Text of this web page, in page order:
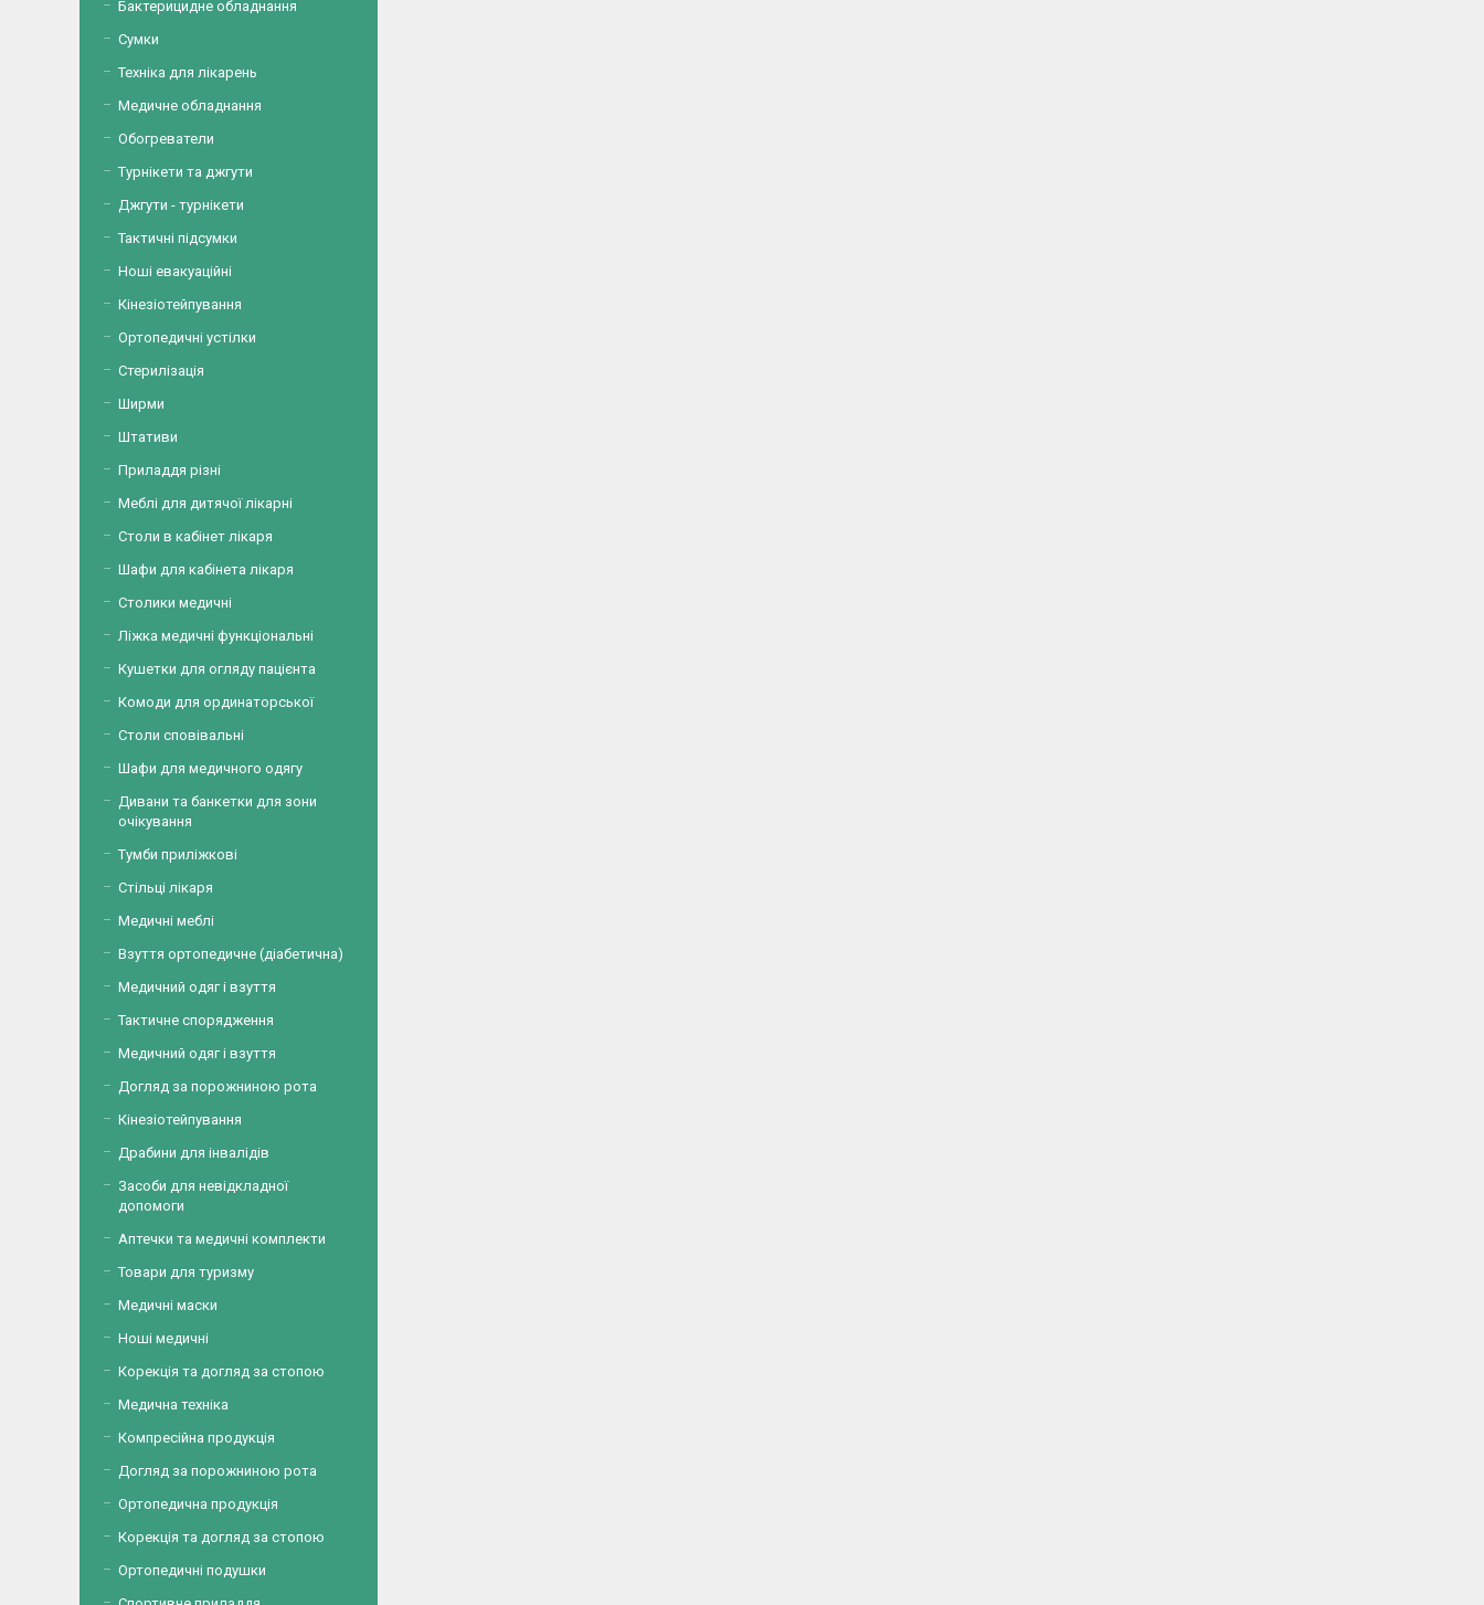
Бактерицидне обладнання
Сумки
Техніка для лікарень
Медичне обладнання
Обогреватели
Турнікети та джгути
Джгути - турнікети
Тактичні підсумки
Ноші евакуаційні
Кінезіотейпування
Ортопедичні устілки
Стерилізація
Ширми
Штативи
Приладдя різні
Меблі для дитячої лікарні
Столи в кабінет лікаря
Шафи для кабінета лікаря
Столики медичні
Ліжка медичні функціональні
Кушетки для огляду пацієнта
Комоди для ординаторської
Столи сповівальні
Шафи для медичного одягу
Дивани та банкетки для зони
очікування
Тумби приліжкові
Стільці лікаря
Медичні меблі
Взуття ортопедичне (діабетична)
Медичний одяг і взуття
Тактичне спорядження
Медичний одяг і взуття
Догляд за порожниною рота
Кінезіотейпування
Драбини для інвалідів
Засоби для невідкладної
допомоги
Аптечки та медичні комплекти
Товари для туризму
Медичні маски
Ноші медичні
Корекція та догляд за стопою
Медична техніка
Компресійна продукція
Догляд за порожниною рота
Ортопедична продукція
Корекція та догляд за стопою
Ортопедичні подушки